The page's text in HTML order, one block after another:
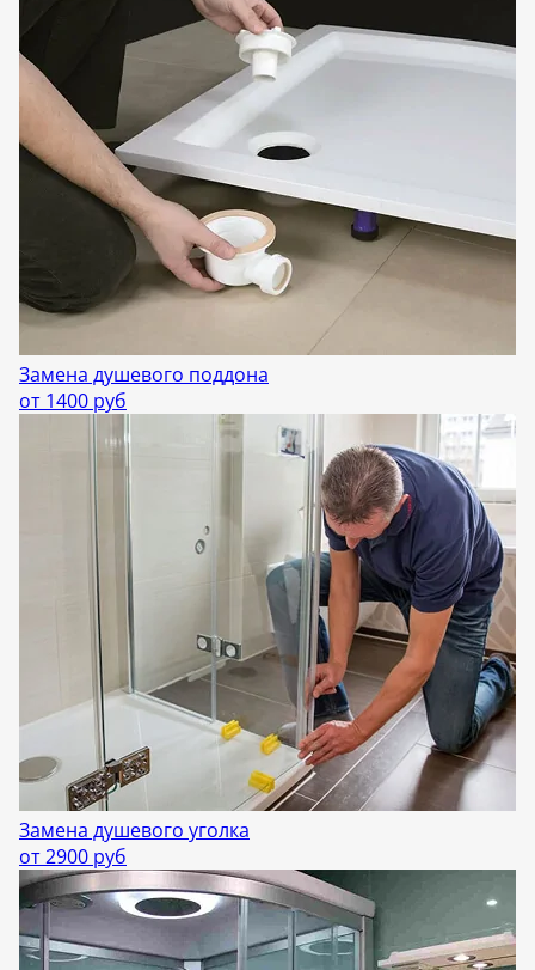
Замена душевого поддона
от 1400 руб
Замена душевого уголка
от 2900 руб